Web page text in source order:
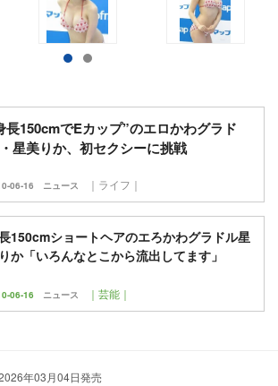
長150cmでEカップ”のエロかわグラド
星美りか、初セクシーに挑戦
06-16 ニュース ｜ライフ｜
150cmショートヘアのエろかわグラドル星
か「いろんなとこから流出してます」
06-16 ニュース ｜芸能｜
年03月04日発売